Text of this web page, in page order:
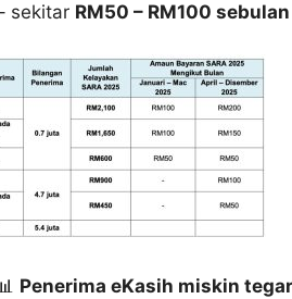
sekitar RM50 – RM100 sebulan
Penerima eKasih miskin tegar